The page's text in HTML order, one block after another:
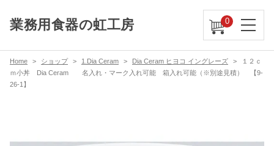
業務用食器の虹工房 0
Home ショップ 1.Dia Ceram Dia Ceram ヒヨコ イングレーズ
１２ｃ
ｍ小丼 Dia Ceram 名入れ・マーク入れ可能 箱入れ可能（※別途見積） 【9-
26-1】